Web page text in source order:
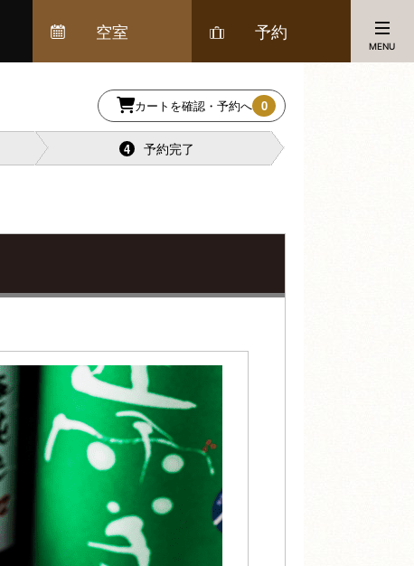
空室 予約
MENU
カートを確認・予約へ 0
4 予約完了